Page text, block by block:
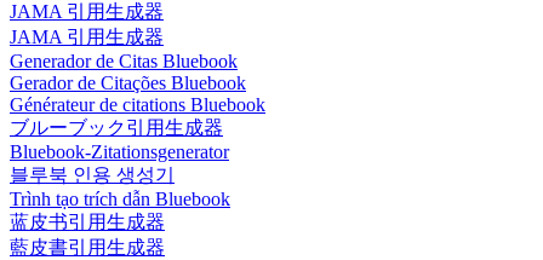
JAMA 引用生成器
JAMA 引用生成器
Generador de Citas Bluebook
Gerador de Citações Bluebook
Générateur de citations Bluebook
ブルーブック引用生成器
Bluebook-Zitationsgenerator
블루북 인용 생성기
Trình tạo trích dẫn Bluebook
蓝皮书引用生成器
藍皮書引用生成器